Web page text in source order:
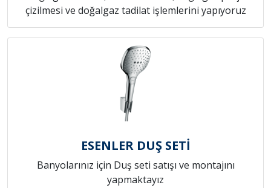
çizilmesi ve doğalgaz tadilat işlemlerini yapıyoruz
ESENLER DUŞ SETİ
Banyolarınız için Duş seti satışı ve montajını
yapmaktayız